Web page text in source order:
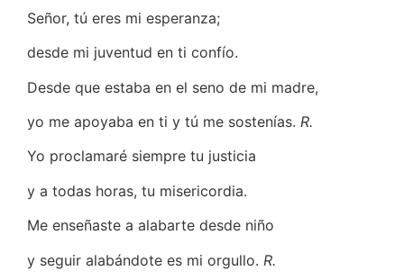
Señor, tú eres mi esperanza;
desde mi juventud en ti confío.
Desde que estaba en el seno de mi madre,
yo me apoyaba en ti y tú me sostenías. R.
Yo proclamaré siempre tu justicia
y a todas horas, tu misericordia.
Me enseñaste a alabarte desde niño
y seguir alabándote es mi orgullo. R.